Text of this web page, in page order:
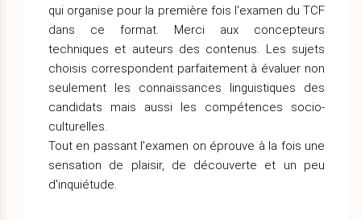
qui organise pour la première fois l'examen du TCF
dans ce format. Merci aux concepteurs
techniques et auteurs des contenus. Les sujets
choisis correspondent parfaitement à évaluer non
seulement les connaissances linguistiques des
candidats mais aussi les compétences socio-
culturelles.
Tout en passant l'examen on éprouve à la fois une
sensation de plaisir, de découverte et un peu
d'inquiétude.